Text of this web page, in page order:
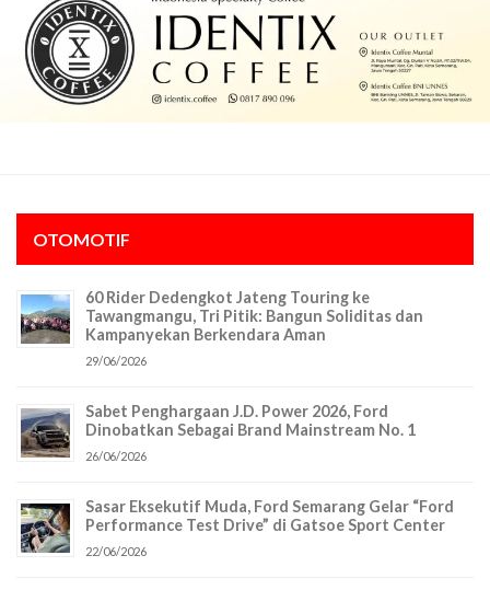
OTOMOTIF
60 Rider Dedengkot Jateng Touring ke
Tawangmangu, Tri Pitik: Bangun Soliditas dan
Kampanyekan Berkendara Aman
29/06/2026
Sabet Penghargaan J.D. Power 2026, Ford
Dinobatkan Sebagai Brand Mainstream No. 1
26/06/2026
Sasar Eksekutif Muda, Ford Semarang Gelar “Ford
Performance Test Drive” di Gatsoe Sport Center
22/06/2026